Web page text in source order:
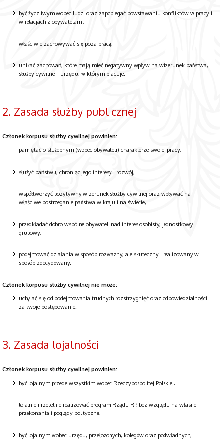
być życzliwym wobec ludzi oraz zapobiegać powstawaniu konfliktów w pracy i
w relacjach z obywatelami,
właściwie zachowywać się poza pracą,
unikać zachowań, które mają mieć negatywny wpływ na wizerunek państwa,
służby cywilnej i urzędu, w którym pracuje.
2. Zasada służby publicznej
Członek korpusu służby cywilnej powinien:
pamiętać o służebnym (wobec obywateli) charakterze swojej pracy,
służyć państwu, chroniąc jego interesy i rozwój,
współtworzyć pozytywny wizerunek służby cywilnej oraz wpływać na
właściwe postrzeganie państwa w kraju i na świecie,
przedkładać dobro wspólne obywateli nad interes osobisty, jednostkowy i
grupowy,
podejmować działania w sposób rozważny, ale skuteczny i realizowany w
sposób zdecydowany.
Członek korpusu służby cywilnej nie może:
uchylać się od podejmowania trudnych rozstrzygnięć oraz odpowiedzialności
za swoje postępowanie.
3. Zasada lojalności
Członek korpusu służby cywilnej powinien:
być lojalnym przede wszystkim wobec Rzeczypospolitej Polskiej,
lojalnie i rzetelnie realizować program Rządu RP, bez względu na własne
przekonania i poglądy polityczne,
być lojalnym wobec urzędu, przełożonych, kolegów oraz podwładnych,